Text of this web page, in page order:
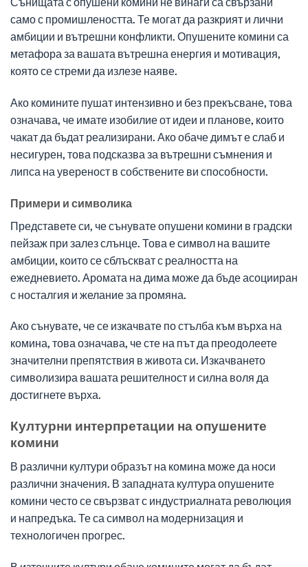
само с промишлеността. Те могат да разкрият и лични
амбиции и вътрешни конфликти. Опушените комини са
метафора за вашата вътрешна енергия и мотивация,
която се стреми да излезе наяве.
Ако комините пушат интензивно и без прекъсване, това
означава, че имате изобилие от идеи и планове, които
чакат да бъдат реализирани. Ако обаче димът е слаб и
несигурен, това подсказва за вътрешни съмнения и
липса на увереност в собствените ви способности.
Примери и символика
Представете си, че сънувате опушени комини в градски
пейзаж при залез слънце. Това е символ на вашите
амбиции, които се сблъскват с реалността на
ежедневието. Аромата на дима може да бъде асоцииран
с носталгия и желание за промяна.
Ако сънувате, че се изкачвате по стълба към върха на
комина, това означава, че сте на път да преодолеете
значителни препятствия в живота си. Изкачването
символизира вашата решителност и силна воля да
достигнете върха.
Културни интерпретации на опушените
комини
В различни култури образът на комина може да носи
различни значения. В западната култура опушените
комини често се свързват с индустриалната революция
и напредъка. Те са символ на модернизация и
технологичен прогрес.